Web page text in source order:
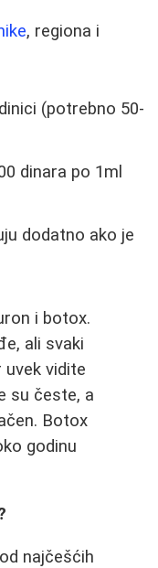
, regiona i
(potrebno 50-
dinara po 1ml
dodatno ako je
i botox.
ali svaki
vidite
su česte, a
Botox
godinu
najčešćih